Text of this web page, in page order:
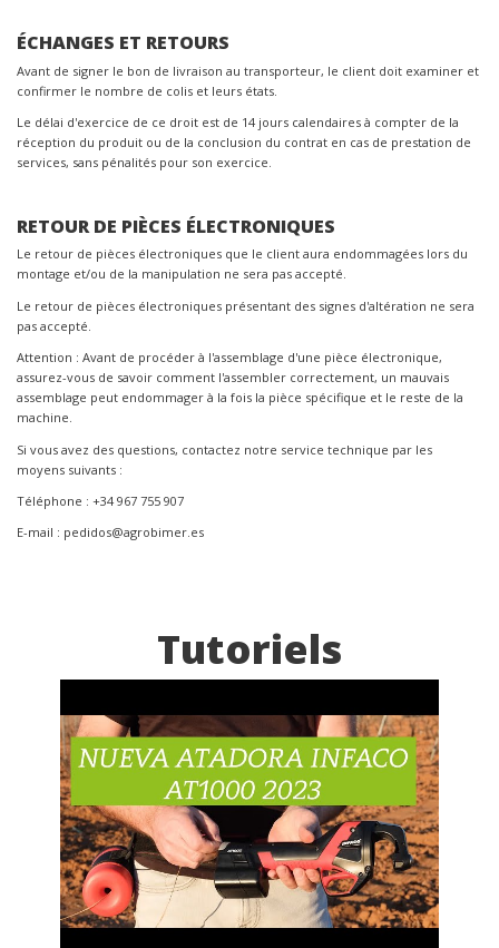
ÉCHANGES ET RETOURS
Avant de signer le bon de livraison au transporteur, le client doit examiner et
confirmer le nombre de colis et leurs états.
Le délai d'exercice de ce droit est de 14 jours calendaires à compter de la
réception du produit ou de la conclusion du contrat en cas de prestation de
services, sans pénalités pour son exercice.
RETOUR DE PIÈCES ÉLECTRONIQUES
Le retour de pièces électroniques que le client aura endommagées lors du
montage et/ou de la manipulation ne sera pas accepté.
Le retour de pièces électroniques présentant des signes d'altération ne sera
pas accepté.
Attention : Avant de procéder à l'assemblage d'une pièce électronique,
assurez-vous de savoir comment l'assembler correctement, un mauvais
assemblage peut endommager à la fois la pièce spécifique et le reste de la
machine.
Si vous avez des questions, contactez notre service technique par les
moyens suivants :
Téléphone : +34 967 755 907
E-mail : pedidos@agrobimer.es
Tutoriels